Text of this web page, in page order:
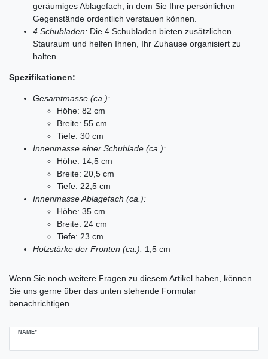
geräumiges Ablagefach, in dem Sie Ihre persönlichen
Gegenstände ordentlich verstauen können.
4 Schubladen: Die 4 Schubladen bieten zusätzlichen
Stauraum und helfen Ihnen, Ihr Zuhause organisiert zu
halten.
Spezifikationen:
Gesamtmasse (ca.):
Höhe: 82 cm
Breite: 55 cm
Tiefe: 30 cm
Innenmasse einer Schublade (ca.):
Höhe: 14,5 cm
Breite: 20,5 cm
Tiefe: 22,5 cm
Innenmasse Ablagefach (ca.):
Höhe: 35 cm
Breite: 24 cm
Tiefe: 23 cm
Holzstärke der Fronten (ca.): 1,5 cm
Wenn Sie noch weitere Fragen zu diesem Artikel haben, können
Sie uns gerne über das unten stehende Formular
benachrichtigen.
NAME*